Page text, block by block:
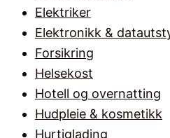
Elektriker
Elektronikk &
Forsikring
Helsekost
Hotell og overnatting
Hudpleie & kosmetikk
Hurtiglading